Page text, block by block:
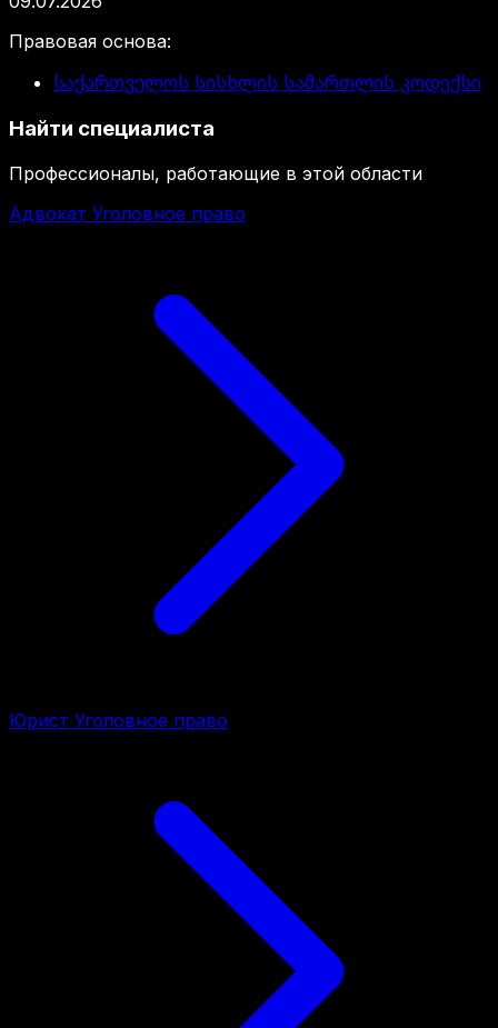
Правовая основа:
საქართველოს სისხლის სამართლის კოდექსი
Найти специалиста
Профессионалы, работающие в этой области
Адвокат Уголовное право
Юрист Уголовное право